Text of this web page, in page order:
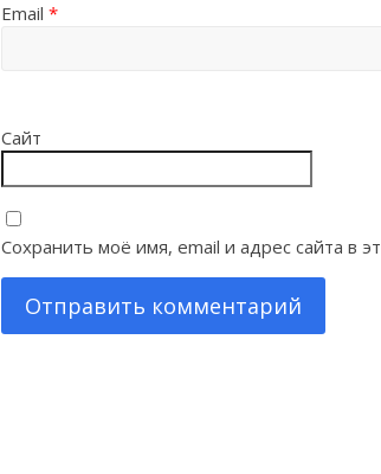
Email *
Сайт
Сохранить моё имя, email и адрес сайта в